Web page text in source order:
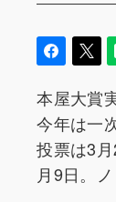
本屋大賞
今年は一
投票は3
月9日。